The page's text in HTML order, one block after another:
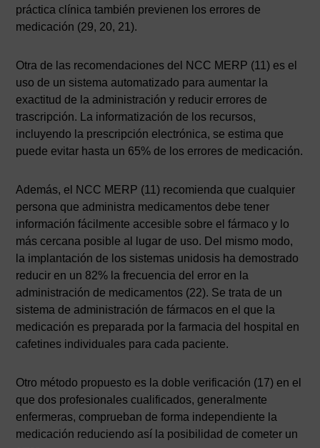
práctica clínica también previenen los errores de
medicación (29, 20, 21).
Otra de las recomendaciones del NCC MERP (11) es el
uso de un sistema automatizado para aumentar la
exactitud de la administración y reducir errores de
trascripción. La informatización de los recursos,
incluyendo la prescripción electrónica, se estima que
puede evitar hasta un 65% de los errores de medicación.
Además, el NCC MERP (11) recomienda que cualquier
persona que administra medicamentos debe tener
información fácilmente accesible sobre el fármaco y lo
más cercana posible al lugar de uso. Del mismo modo,
la implantación de los sistemas unidosis ha demostrado
reducir en un 82% la frecuencia del error en la
administración de medicamentos (22). Se trata de un
sistema de administración de fármacos en el que la
medicación es preparada por la farmacia del hospital en
cafetines individuales para cada paciente.
Otro método propuesto es la doble verificación (17) en el
que dos profesionales cualificados, generalmente
enfermeras, comprueban de forma independiente la
medicación reduciendo así la posibilidad de cometer un